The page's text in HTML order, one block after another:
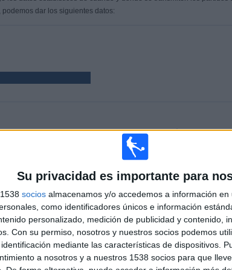
Su privacidad es importante para
socios almacenamos y/o accedemos a información
como identificadores únicos e información
personalizado, medición de publicidad y contenido,
Con su permiso, nosotros y nuestros socios podemos
mediante las características de dispositivos.
a nosotros y a nuestros 1538 socios para que
podemos dar los siguientes datos:
DÍAS
GRATUÍTO
PARTIDOS
DE PAGO
MÁXIMO
3
VS Pouso
Alegre
TOTAL
1
COMPETICIONES